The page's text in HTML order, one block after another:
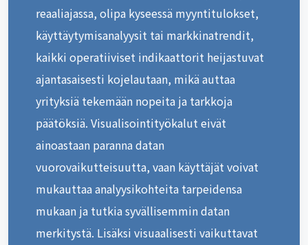
reaaliajassa, olipa kyseessä myyntitulokset,
käyttäytymisanalyysit tai markkinatrendit,
kaikki operatiiviset indikaattorit heijastuvat
ajantasaisesti kojelautaan, mikä auttaa
yrityksiä tekemään nopeita ja tarkkoja
päätöksiä. Visualisointityökalut eivät
ainoastaan paranna datan
vuorovaikutteisuutta, vaan käyttäjät voivat
mukauttaa analyysikohteita tarpeidensa
mukaan ja tutkia syvällisemmin datan
merkitystä. Lisäksi visuaalisesti vaikuttavat